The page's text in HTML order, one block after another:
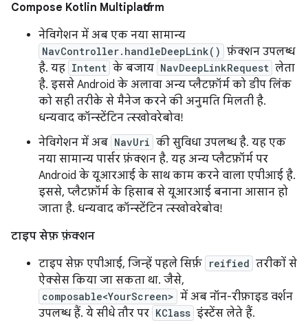
Compose Kotlin Multiplatform
नेविगेशन में अब एक नया सामान्य
NavController.handleDeepLink() फ़ंक्शन उपलब्ध
है. यह Intent के बजाय NavDeepLinkRequest लेता
है. इससे Android के अलावा अन्य प्लैटफ़ॉर्म को डीप लिंक
को सही तरीके से मैनेज करने की अनुमति मिलती है.
धन्यवाद कॉन्स्टेंटिन त्स्खोवरेबोव!
नेविगेशन में अब NavUri की सुविधा उपलब्ध है. यह एक
नया सामान्य पार्सर फ़ंक्शन है. यह अन्य प्लैटफ़ॉर्म पर
Android के यूआरआई के साथ काम करने वाला एपीआई है.
इससे, प्लैटफ़ॉर्म के हिसाब से यूआरआई बनाना आसान हो
जाता है. धन्यवाद कॉन्स्टेंटिन त्स्खोवरेबोव!
टाइप सेफ़ फ़ंक्शन
टाइप सेफ़ एपीआई, जिन्हें पहले सिर्फ़ reified तरीकों से
ऐक्सेस किया जा सकता था. जैसे,
composable<YourScreen> में अब नॉन-रीफ़ाइड वर्शन
उपलब्ध हैं. ये सीधे तौर पर KClass इंस्टेंस लेते हैं.